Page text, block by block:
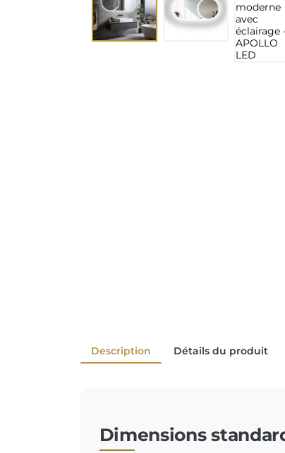
Description Détails du produit
Dimensions